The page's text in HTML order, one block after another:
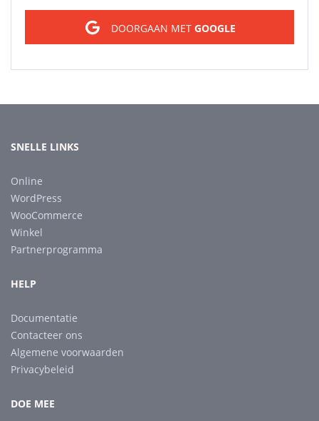
DOORGAAN MET GOOGLE
SNELLE LINKS
Online
WordPress
WooCommerce
Winkel
Partnerprogramma
HELP
Documentatie
Contacteer ons
Algemene voorwaarden
Privacybeleid
DOE MEE